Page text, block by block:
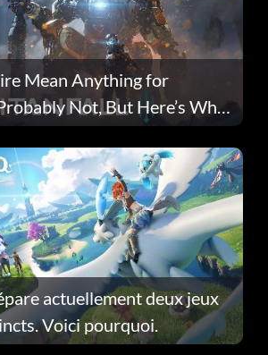
Mean Anything for
Not, But Here’s Why
actuellement deux jeux
Voici pourquoi.